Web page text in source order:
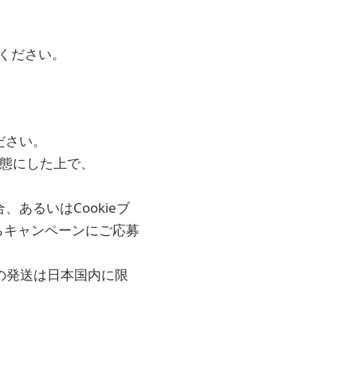
さい。
い。
にした上で、
、あるいはCookieブ
ャンペーンにご応募
送は日本国内に限